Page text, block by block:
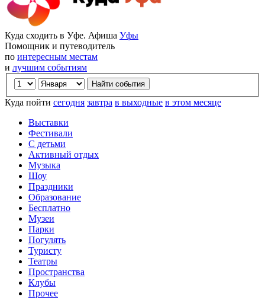
Куда сходить в Уфе. Афиша Уфы
Помощник и путеводитель
по интересным местам
и лучшим событиям
Куда пойти сегодня завтра в выходные в этом месяце
Выставки
Фестивали
С детьми
Активный отдых
Музыка
Шоу
Праздники
Образование
Бесплатно
Музеи
Парки
Погулять
Туристу
Театры
Пространства
Клубы
Прочее